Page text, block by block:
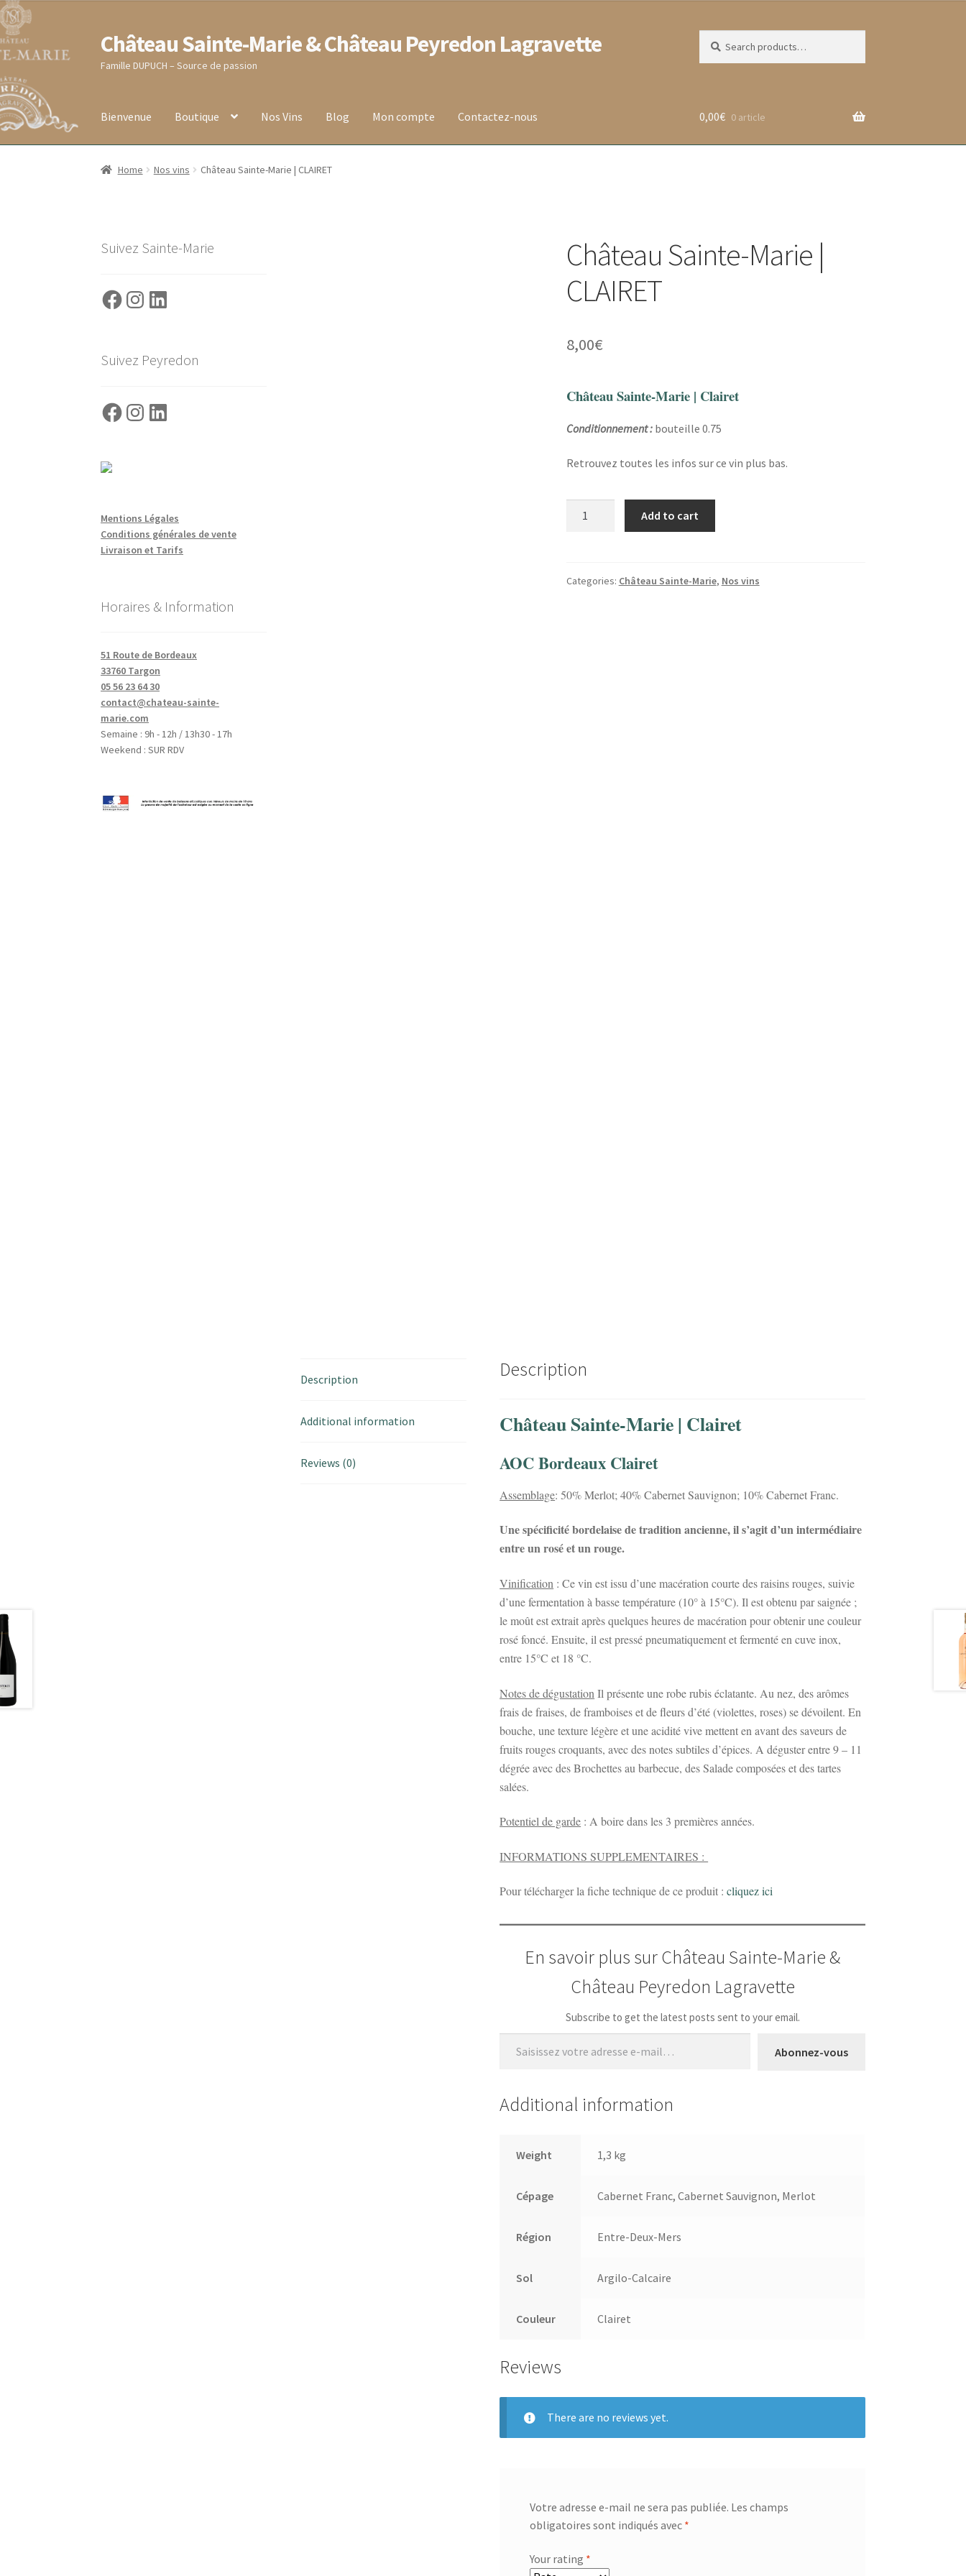
Aller
à
la
Aller
au
contenu
Château Sainte-Marie & Château Peyredon Lagravette
Famille DUPUCH – Source de passion
for:
Bienvenue Boutique Nos Vins Blog Mon compte Contactez-nous
Accueil Blog BoutiqueConditions générales de vente
0,00€ 0 article
Home Nos vins Château Sainte-Marie | CLAIRET
Château Sainte-Marie |
CLAIRET
8,00€
Château Sainte-Marie | Clairet
Conditionnement :bouteille 0.75
Retrouvez toutes les infos sur ce vin plus bas.
CLAIRET
Add to cart
Categories: Château Sainte-Marie, Nos vins
Description
Additional information
Reviews (0)
Description
Château Sainte-Marie | Clairet
AOC Bordeaux Clairet
Assemblage: 50% Merlot; 40% Cabernet Sauvignon; 10% Cabernet Franc.
Une spécificité bordelaise de tradition ancienne, il s’agit d’un intermédiaire
entre un rosé et un rouge.
Vinification : Ce vin est issu d’une macération courte des raisins rouges, suivie
d’une fermentation à basse température (10° à 15°C). Il est obtenu par saignée ;
le moût est extrait après quelques heures de macération pour obtenir une couleur
rosé foncé. Ensuite, il est pressé pneumatiquement et fermenté en cuve inox,
entre 15°C et 18 °C.
Notes de dégustation Il présente une robe rubis éclatante. Au nez, des arômes
frais de fraises, de framboises et de fleurs d’été (violettes, roses) se dévoilent. En
bouche, une texture légère et une acidité vive mettent en avant des saveurs de
fruits rouges croquants, avec des notes subtiles d’épices. A déguster entre 9 – 11
dégrée avec des Brochettes au barbecue, des Salade composées et des tartes
salées.
Potentiel de garde : A boire dans les 3 premières années.
INFORMATIONS SUPPLEMENTAIRES :
Pour télécharger la fiche technique de ce produit : cliquez ici
En savoir plus sur Château Sainte-Marie &
Château Peyredon Lagravette
Subscribe to get the latest posts sent to your email.
Saisissez votre adresse e-mail…
Abonnez-vous
Additional information
Weight 1,3 kg
Cépage Cabernet Franc, Cabernet Sauvignon, Merlot
Région Entre-Deux-Mers
Sol Argilo-Calcaire
Couleur Clairet
Reviews
There are no reviews yet.
Votre adresse e-mail ne sera pas publiée. Les champs
obligatoires sont indiqués avec *
Your rating *
Suivez Sainte-Marie
FacebookInstagram
LinkedIn
Suivez Peyredon
FacebookInstagram
LinkedIn
Mentions Légales
Conditions générales de vente
Livraison et Tarifs
Horaires & Information
51 Route de Bordeaux
33760 Targon
05 56 23 64 30
contact@chateau-sainte-
marie.com
Semaine : 9h - 12h / 13h30 - 17h
Weekend : SUR RDV